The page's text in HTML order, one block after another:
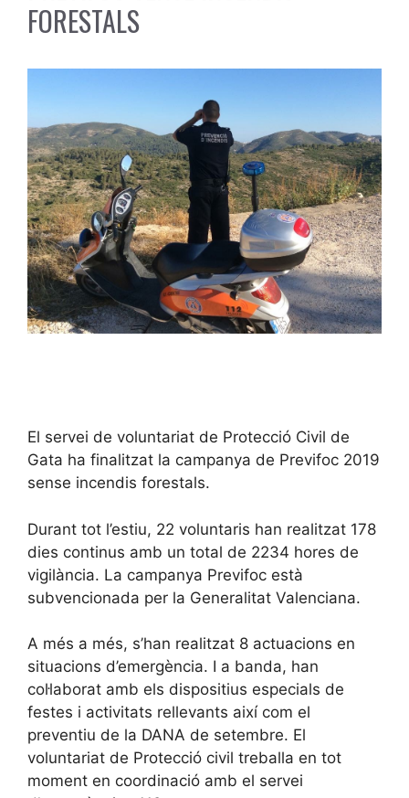
FORESTALS
El servei de voluntariat de Protecció Civil de
Gata ha finalitzat la campanya de Previfoc 2019
sense incendis forestals.
Durant tot l’estiu, 22 voluntaris han realitzat 178
dies continus amb un total de 2234 hores de
vigilància. La campanya Previfoc està
subvencionada per la Generalitat Valenciana.
A més a més, s’han realitzat 8 actuacions en
situacions d’emergència. I a banda, han
col·laborat amb els dispositius especials de
festes i activitats rellevants així com el
preventiu de la DANA de setembre. El
voluntariat de Protecció civil treballa en tot
moment en coordinació amb el servei